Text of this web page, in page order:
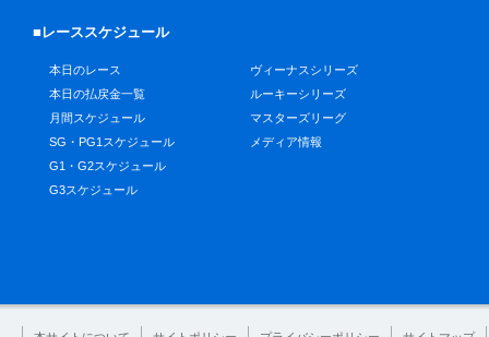
■レーススケジュール
本日のレース
本日の払戻金一覧
月間スケジュール
SG・PG1スケジュール
G1・G2スケジュール
G3スケジュール
ヴィーナスシリーズ
ルーキーシリーズ
マスターズリーグ
メディア情報